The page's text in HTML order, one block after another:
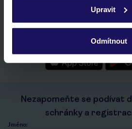
ochrany osobních údajů.Upravit
Odmítnout
rychlé vyhledávání a prohlížení
seznam oblíbených nabídek a
kontakt s TUI a všechny
Nezapomeňte se podívat
schránky a
Jméno: